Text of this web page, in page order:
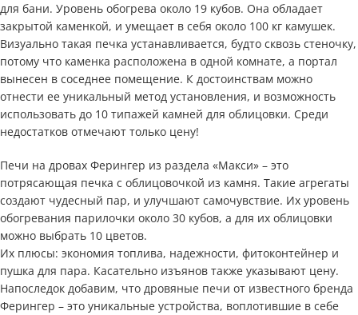
для бани. Уровень обогрева около 19 кубов. Она обладает
закрытой каменкой, и умещает в себя около 100 кг камушек.
Визуально такая печка устанавливается, будто сквозь стеночку,
потому что каменка расположена в одной комнате, а портал
вынесен в соседнее помещение. К достоинствам можно
отнести ее уникальный метод установления, и возможность
использовать до 10 типажей камней для облицовки. Среди
недостатков отмечают только цену!
Печи на дровах Ферингер из раздела «Макси» – это
потрясающая печка с облицовочкой из камня. Такие агрегаты
создают чудесный пар, и улучшают самочувствие. Их уровень
обогревания парилочки около 30 кубов, а для их облицовки
можно выбрать 10 цветов.
Их плюсы: экономия топлива, надежности, фитоконтейнер и
пушка для пара. Касательно изъянов также указывают цену.
Напоследок добавим, что дровяные печи от известного бренда
Ферингер – это уникальные устройства, воплотившие в себе